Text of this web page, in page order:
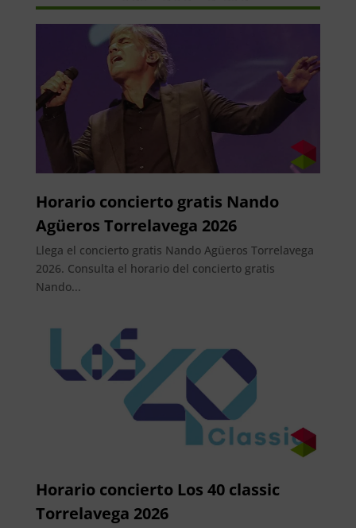
Horario concierto gratis Nando
Agüeros Torrelavega 2026
Llega el concierto gratis Nando Agüeros Torrelavega
2026. Consulta el horario del concierto gratis
Nando...
Horario concierto Los 40 classic
Torrelavega 2026